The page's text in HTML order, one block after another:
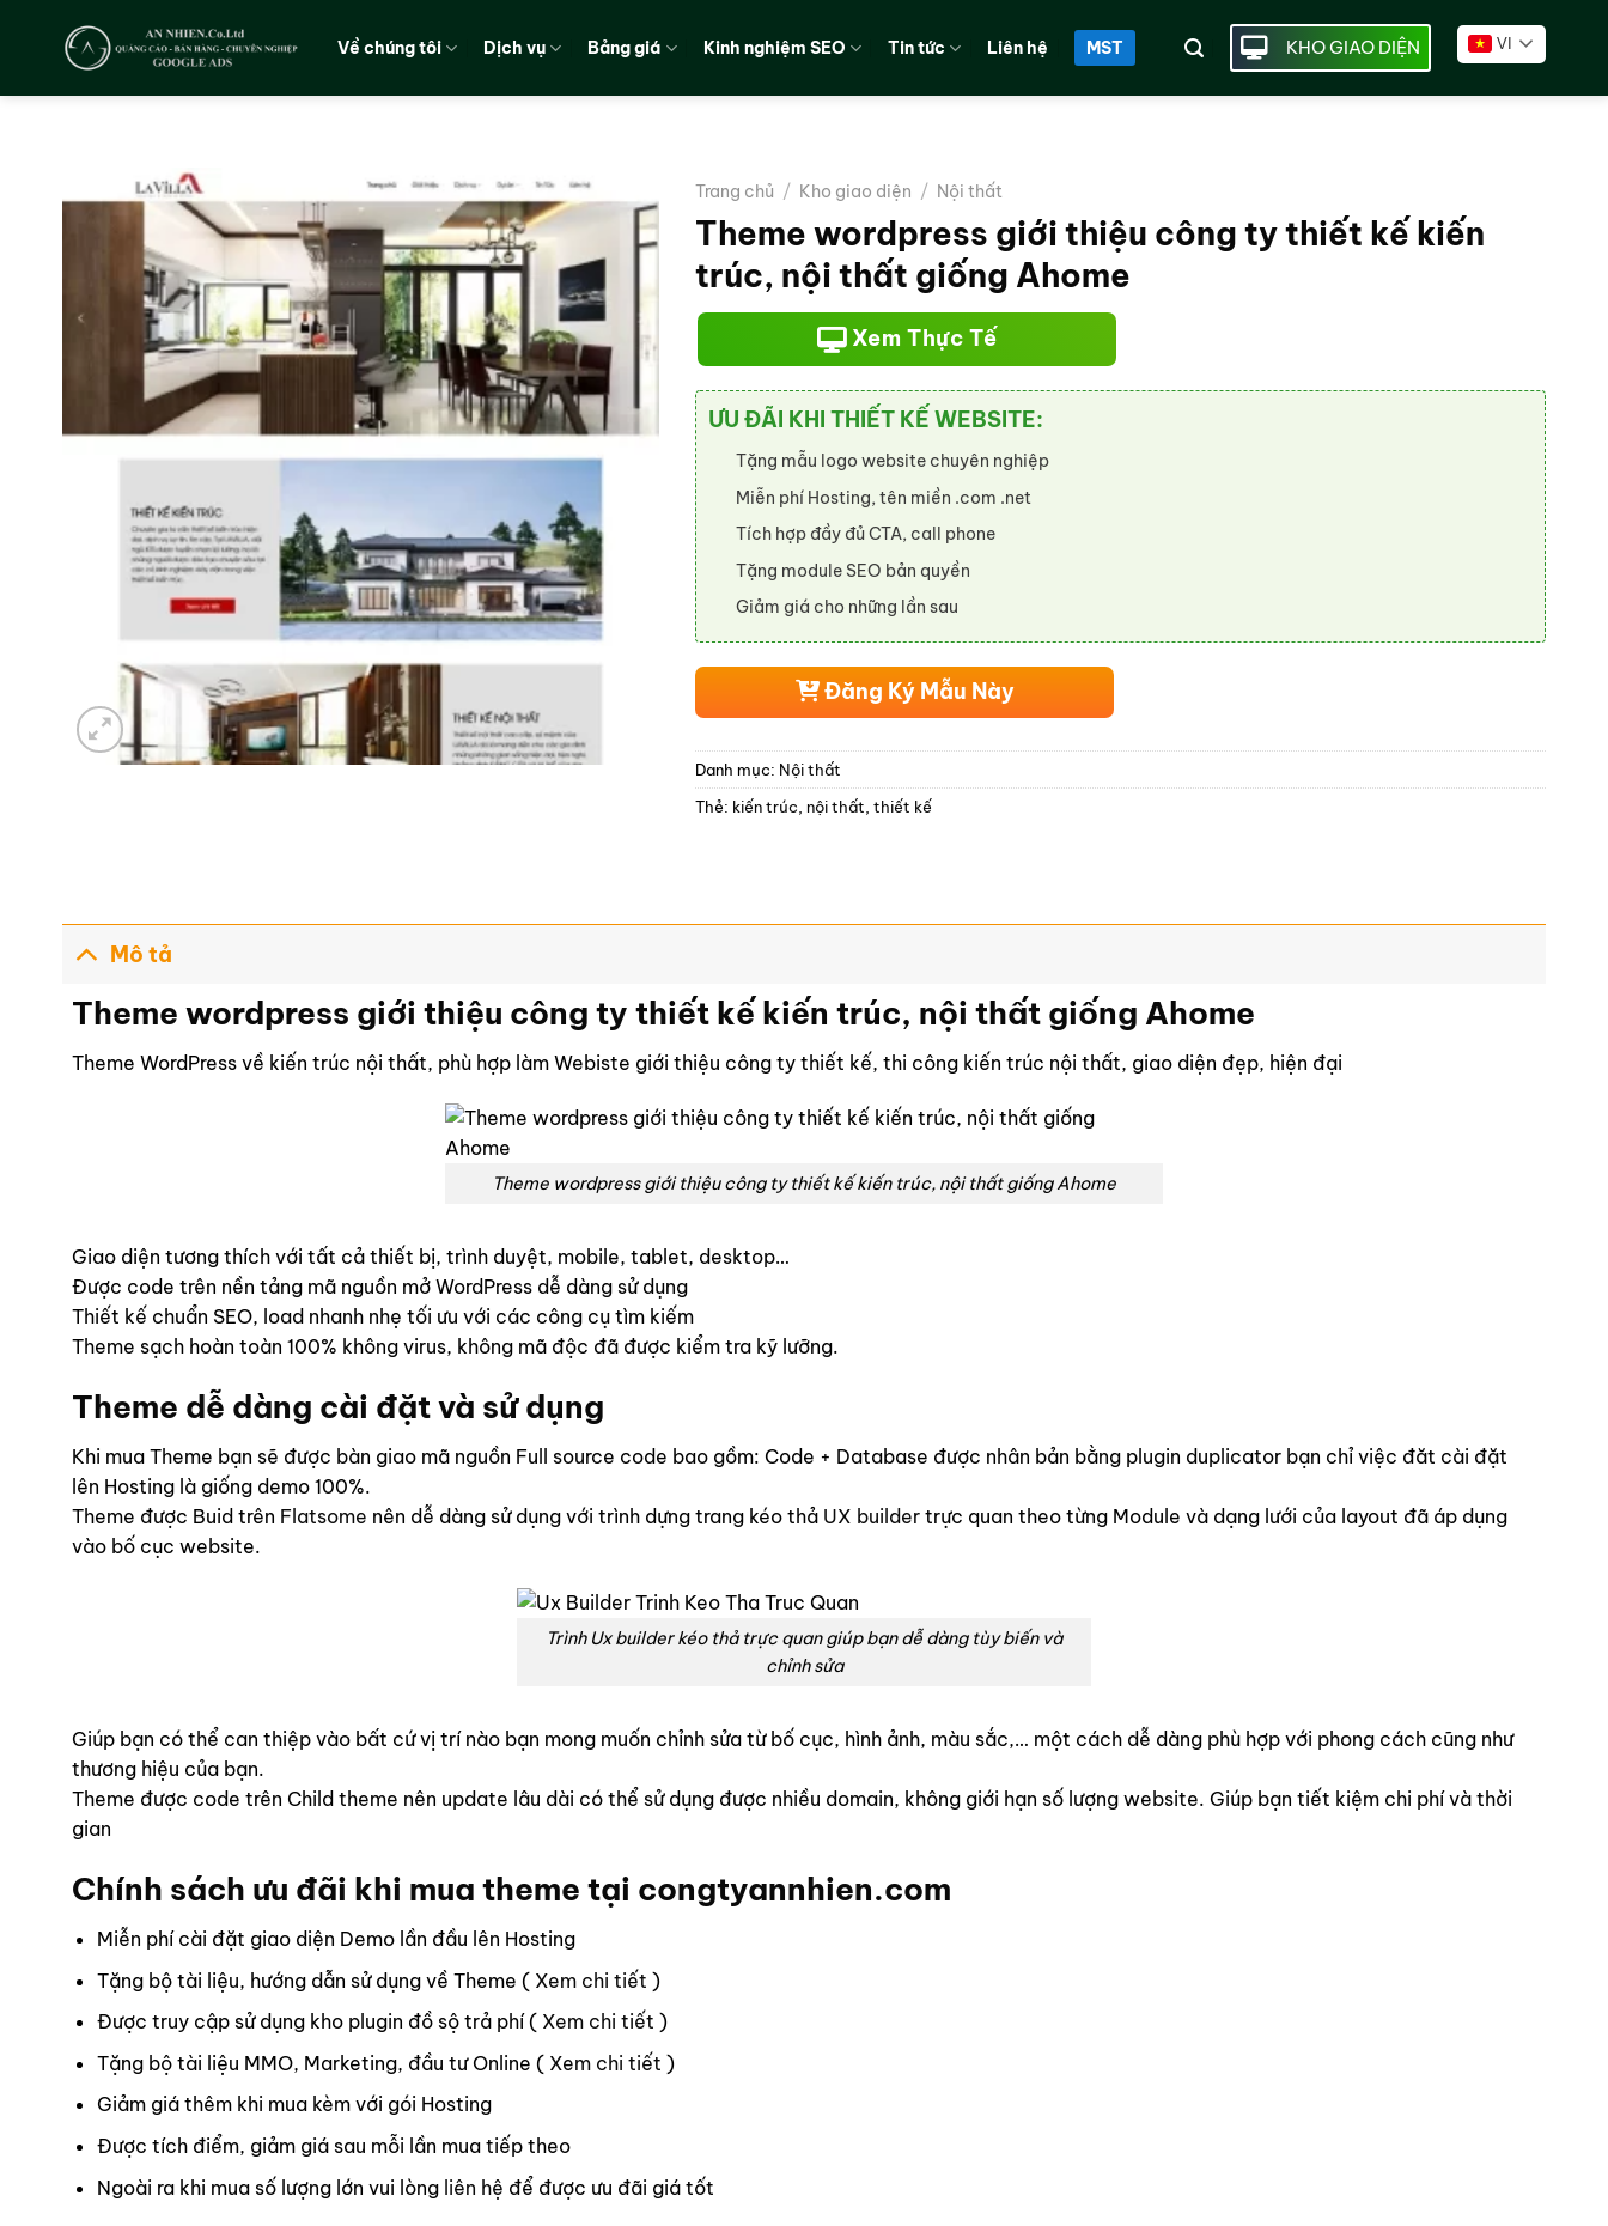
dung
Về chúng tôi Dịch vụ Bảng giá Kinh nghiệm SEO Tin tức Liên hệ MST KHO GIAO DIỆN VI
Trang chủ / Kho giao diện / Nội thất
Theme wordpress giới thiệu công ty thiết kế kiến
trúc, nội thất giống Ahome
Xem Thực Tế
ƯU ĐÃI KHI THIẾT KẾ WEBSITE:
Tặng mẫu logo website chuyên nghiệp
Miễn phí Hosting, tên miền .com .net
Tích hợp đầy đủ CTA, call phone
Tặng module SEO bản quyền
Giảm giá cho những lần sau
Đăng Ký Mẫu Này
Danh mục: Nội thất
Thẻ: kiến trúc,nội thất,thiết kế
Mô tả
Theme wordpress giới thiệu công ty thiết kế kiến trúc, nội thất giống Ahome
Theme WordPress về kiến trúc nội thất, phù hợp làm Webiste giới thiệu công ty thiết kế, thi công kiến trúc nội thất, giao diện đẹp, hiện đại
Theme wordpress giới thiệu công ty thiết kế kiến trúc, nội thất giống Ahome
Giao diện tương thích với tất cả thiết bị, trình duyệt, mobile, tablet, desktop…
Được code trên nền tảng mã nguồn mở WordPress dễ dàng sử dụng
Thiết kế chuẩn SEO, load nhanh nhẹ tối ưu với các công cụ tìm kiếm
Theme sạch hoàn toàn 100% không virus, không mã độc đã được kiểm tra kỹ lưỡng.
Theme dễ dàng cài đặt và sử dụng
Khi mua Theme bạn sẽ được bàn giao mã nguồn Full source code bao gồm: Code + Database được nhân bản bằng plugin duplicator bạn chỉ việc đăt cài đặt
lên Hosting là giống demo 100%.
Theme được Buid trên Flatsome nên dễ dàng sử dụng với trình dựng trang kéo thả UX builder trực quan theo từng Module và dạng lưới của layout đã áp dụng
vào bố cục website.
Trình Ux builder kéo thả trực quan giúp bạn dễ dàng tùy biến và
chỉnh sửa
Giúp bạn có thể can thiệp vào bất cứ vị trí nào bạn mong muốn chỉnh sửa từ bố cục, hình ảnh, màu sắc,… một cách dễ dàng phù hợp với phong cách cũng như
thương hiệu của bạn.
Theme được code trên Child theme nên update lâu dài có thể sử dụng được nhiều domain, không giới hạn số lượng website. Giúp bạn tiết kiệm chi phí và thời
gian
Chính sách ưu đãi khi mua theme tại congtyannhien.com
Miễn phí cài đặt giao diện Demo lần đầu lên Hosting
Tặng bộ tài liệu, hướng dẫn sử dụng về Theme ( Xem chi tiết )
Được truy cập sử dụng kho plugin đồ sộ trả phí ( Xem chi tiết )
Tặng bộ tài liệu MMO, Marketing, đầu tư Online ( Xem chi tiết )
Giảm giá thêm khi mua kèm với gói Hosting
Được tích điểm, giảm giá sau mỗi lần mua tiếp theo
Ngoài ra khi mua số lượng lớn vui lòng liên hệ để được ưu đãi giá tốt